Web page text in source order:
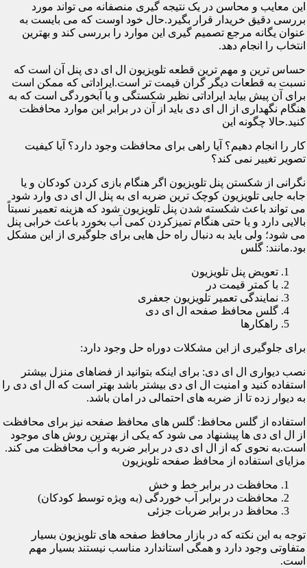
این معایب و محاسن در یک نتیجه گیری منصفانه می تواند مورد
بررسی دقیق خریدار قرار بگیرد.حال خود اوست که می بایست به
عنوان یگانه مرجع تصمیم گیری این موارد را بررسی کند و بهترین
انتخاب را انجام دهد.
حساس ترین و مهم ترین قطعه تلویزیون ال ای دی پنل آن است که
نسبت به قطعات دیگر گران قیمت تر است.ایراداتی که ممکن است
برای آن پیش بیاید ایراداتی نظیر شکستگی و یا آبخوردگی است که به
هنگام نگهداری از ال ای دی باید از آن در برابر این موارد محافظت
کنید.حالا چگونه این
کار را انجام دهیم؟ آیا راهی برای محافظت وجود دارد؟ آیا کیفیت
تصویر تغییر نمی کند؟
نگرانی از شکستن پنل تلویزیون اگر هنگام بازی کردن کودکان و یا
جابه جایی تلویزیون کوچک ترین ضربه ای به پنل ال ای دی وارد شود
می تواند باعث شکسته شدن پنل تلویزیون شود که هزینه تعمیر نسبتاً
بالایی دارد و یا حتی هنگام تمیزکردن کمی آب بخورد باعث خرابی پنل
می شود؛ ولی باید به دنبال راه حل هایی برای جلوگیری از این مشکل
بود.مانند: گلس
تعویض پنل تلویزیون
با کمتر قیمت در
نمایندگی تعمیر تلویزیون جعفری
گلس محافظ صفحه ال ای دی
راهکارها
برای جلوگیری از این مشکلات دوراه حل وجود دارد:
نصب دیواری ال ای دی: برای اینکه بتوانید از فضاهای منزل بیشتر
استفاده کنید و امنیت ال ای دی بیشتر باشد بهتر است که ال ای دی را
به دیوار زده تا از ضربه های احتمالی در امان باشد.
استفاده از گلس محافظ: گلس های محافظ صفحه نیز برای محافظت
از ال ای دی ها پیشنهاد می شود که یکی از بهترین روش های موجود
است.به نحوی که از ال ای دی در برابر ضربه و آب محافظت می کند.
مزایای استفاده از محافظ صفحه تلویزیون
محافظت در برابر خط و خش
محافظت در برابر آب خوردگی (به ویژه توسط کودکان)
محافظ در برابر ضربات جزئی
توجه به این نکته که در بازار محافظ صفحه های تلویزیون بسیار
متفاوتی وجود دارد و همگی استاندارد مناسب نیستند بسیار مهم
است.